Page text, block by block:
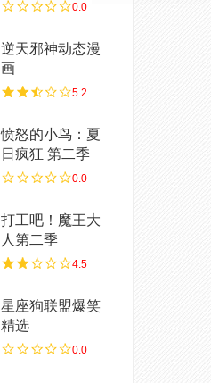
0.0
逆天邪神动态漫
画
5.2
愤怒的小鸟：夏
日疯狂 第二季
0.0
打工吧！魔王大
人第二季
4.5
星座狗联盟爆笑
精选
0.0